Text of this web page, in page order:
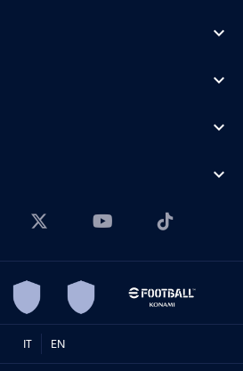
expand_more
expand_more
expand_more
expand_more
IT EN